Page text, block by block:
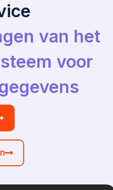
van het
voor